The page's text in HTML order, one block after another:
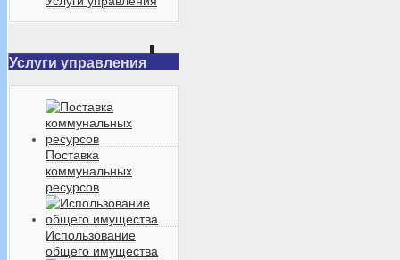
Услуги управления
Поставка
коммунальных
ресурсов
Использование
общего имущества